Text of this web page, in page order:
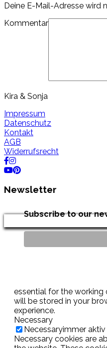
Deine E-Mail-Adresse wird
Kommentar
Kira & Sonja
Impressum
Datenschutz
Kontakt
AGB
Widerrufsrecht
Newsletter
Subscribe to our
essential for the working
will be stored in your
experience.
Necessary
Necessaryimmer aktiv
Necessary cookies are